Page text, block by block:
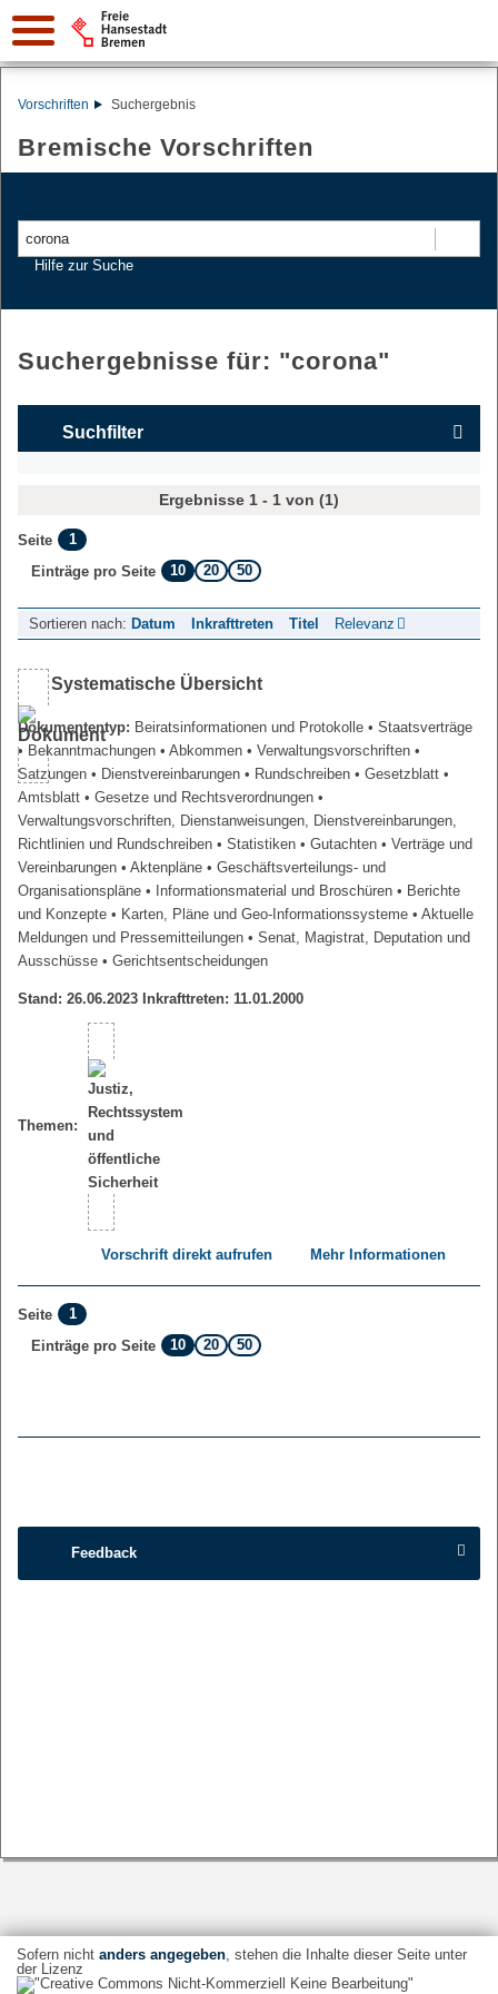
Vorschriften Suchergebnis
Bremische Vorschriften
Hilfe zur Suche
Suchergebnisse für: "corona"
Suchfilter
Ergebnisse 1 - 1 von (1)
Seite
1
Einträge pro Seite
10 20 50
Sortieren nach: Datum Inkrafttreten Titel Relevanz
Systematische Übersicht
Dokumententyp: Beiratsinformationen und Protokolle • Staatsverträge
• Bekanntmachungen • Abkommen • Verwaltungsvorschriften •
Satzungen • Dienstvereinbarungen • Rundschreiben • Gesetzblatt •
Amtsblatt • Gesetze und Rechtsverordnungen •
Verwaltungsvorschriften, Dienstanweisungen, Dienstvereinbarungen,
Richtlinien und Rundschreiben • Statistiken • Gutachten • Verträge und
Vereinbarungen • Aktenpläne • Geschäftsverteilungs- und
Organisationspläne • Informationsmaterial und Broschüren • Berichte
und Konzepte • Karten, Pläne und Geo-Informationssysteme • Aktuelle
Meldungen und Pressemitteilungen • Senat, Magistrat, Deputation und
Ausschüsse • Gerichtsentscheidungen
Stand: 26.06.2023 Inkrafttreten: 11.01.2000
Themen:
Vorschrift direkt aufrufen Mehr Informationen
Seite
1
Einträge pro Seite
10 20 50
Feedback
Sofern nicht anders angegeben, stehen die Inhalte dieser Seite unter
der Lizenz